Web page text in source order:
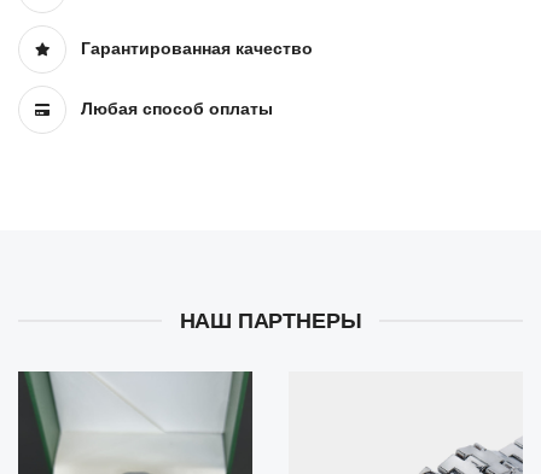
Гарантированная качество
Любая способ оплаты
НАШ ПАРТНЕРЫ